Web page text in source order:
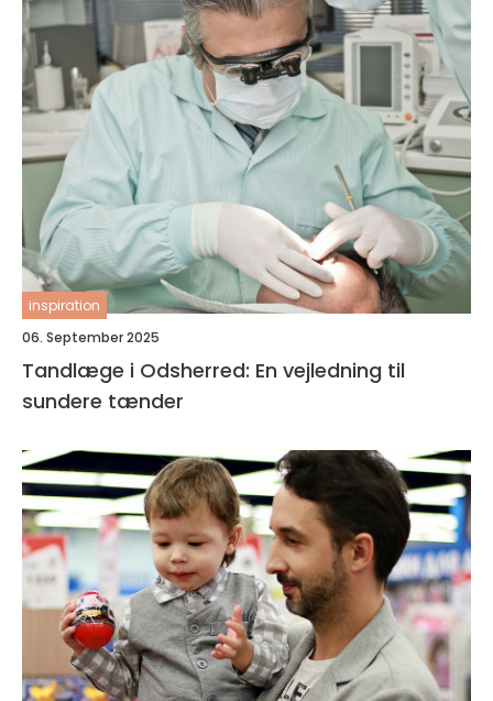
inspiration
06. September 2025
Tandlæge i Odsherred: En vejledning til
sundere tænder